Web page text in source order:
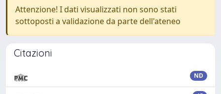
Attenzione! I dati visualizzati non sono stati
sottoposti a validazione da parte dell'ateneo
Citazioni
ND